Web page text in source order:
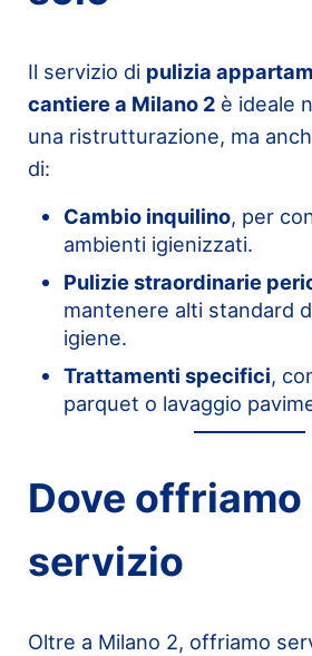
Il servizio di pulizia
cantiere a Milano 2 è ideale
una ristrutturazione, ma
di:
Cambio inquilino, per
ambienti igienizzati.
Pulizie straordinarie
mantenere alti standard
igiene.
Trattamenti specifici,
parquet o lavaggio
Dove offriamo
servizio
Oltre a Milano 2, offriamo